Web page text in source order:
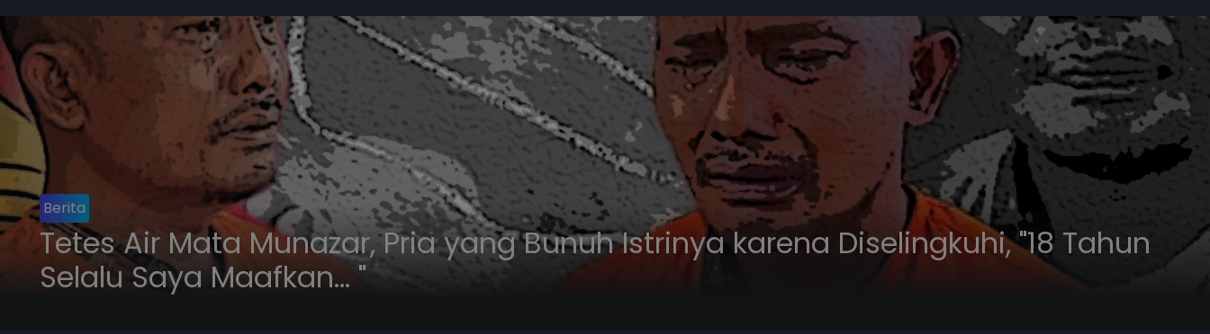
Berita
Tetes Air Mata Munazar, Pria yang Bunuh Istrinya karena Diselingkuhi, "18 Tahun
Selalu Saya Maafkan... "